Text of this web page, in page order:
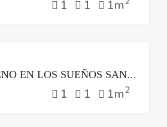
1 1 1m
VENTA TERRENO EN LOS SUEÑOS SANTA TECLA
1 1 1m2